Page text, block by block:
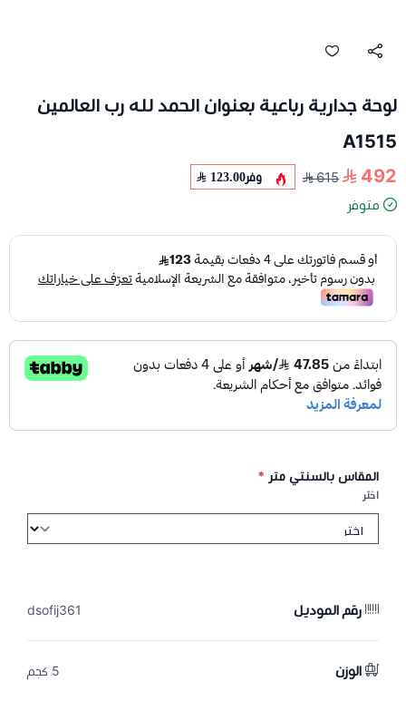
لوحة جدارية رباعية بعنوان الحمد لله رب العالمين
A1515
492
615 وفر123.00
متوفر
المقاس بالسنتي متر *
اختر
رقم الموديل dsofij361
الوزن 5 كجم